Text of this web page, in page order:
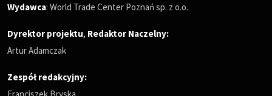
Wydawca: World Trade Center Poznań sp. z o.o.
Dyrektor projektu, Redaktor Naczelny:
Artur Adamczak
Zespół redakcyjny: